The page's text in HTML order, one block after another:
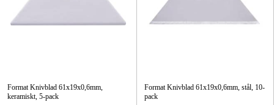
Format Knivblad 61x19x0,6mm,
keramiskt, 5-pack
Format Knivblad 61x19x0,6mm, stål, 10-
pack